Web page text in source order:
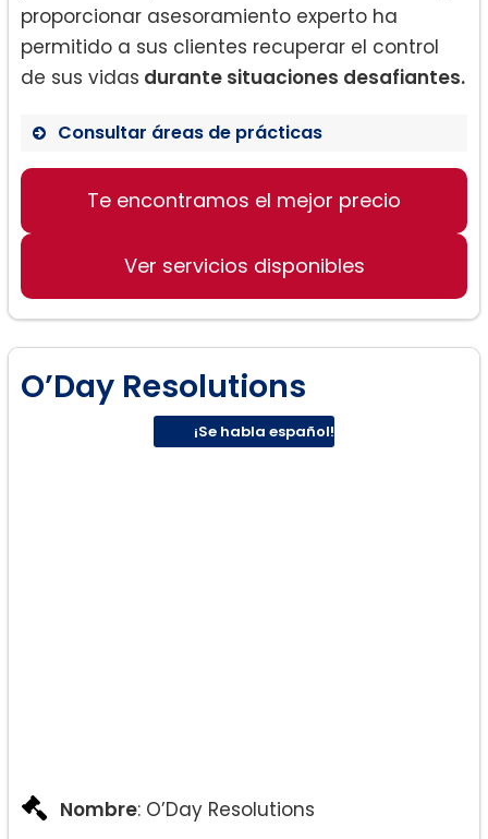
proporcionar asesoramiento experto ha
permitido a sus clientes recuperar el control
de sus vidas durante situaciones desafiantes.
Consultar áreas de prácticas
Derecho de Familia
Derecho de Divorcio
Te encontramos el mejor precio
Ver servicios disponibles
O’Day Resolutions
¡Se habla español!
Nombre: O’Day Resolutions